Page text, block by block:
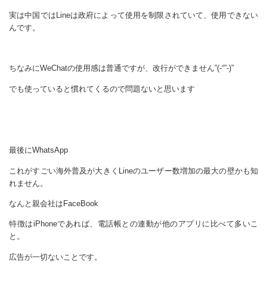
実は中国ではLineは政府によって使用を制限されていて、使用できない
んです。
ちなみにWeChatの使用感は普通ですが、改行ができません”(-“”-)”
でも使っていると慣れてくるので問題ないと思います
最後にWhatsApp
これがすごい海外普及が大きくLineのユーザー数増加の最大の壁かも知
れません。
なんと親会社はFaceBook
特徴はiPhoneであれば、電話帳との連動が他のアプリに比べて多いこ
と。
広告が一切ないことです。